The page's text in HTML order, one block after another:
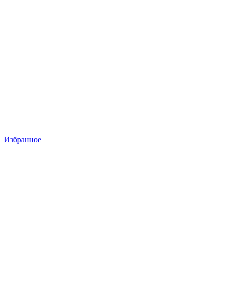
Избранное